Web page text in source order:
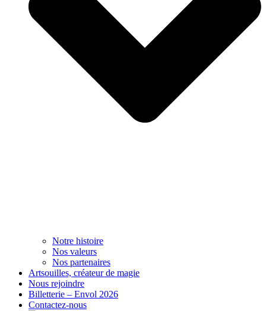
Notre histoire
Nos valeurs
Nos partenaires
Artsouilles, créateur de magie
Nous rejoindre
Billetterie – Envol 2026
Contactez-nous